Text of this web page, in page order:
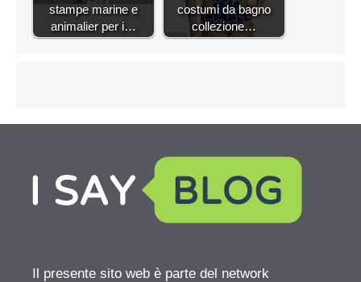
stampe marine e
animalier per i…
costumi da bagno
collezione…
Il presente sito web è parte del network